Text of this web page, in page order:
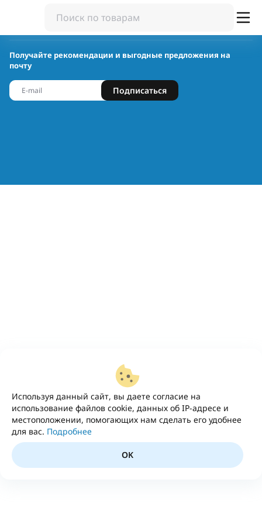
Используя данный сайт, вы даете согласие на
использование файлов cookie, данных об IP-адресе и
местоположении, помогающих нам сделать его удобнее
для вас. Подробнее
OK
Получайте рекомендации и выгодные предложения на
почту
Подписаться